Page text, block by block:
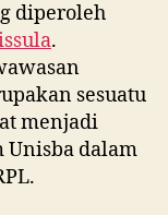
diperoleh
.
sesuatu
menjadi
Unisba dalam